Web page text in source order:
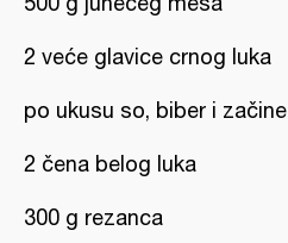
2 veće glavice crnog luka
po ukusu so, biber i začine
2 čena belog luka
300 g rezanca